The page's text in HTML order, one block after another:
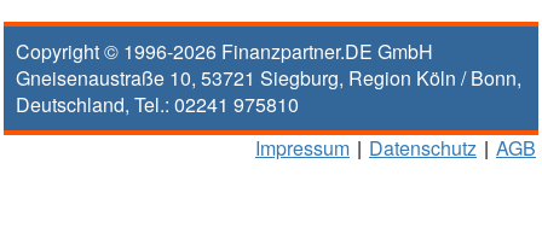
Copyright © 1996-2026 Finanzpartner.DE GmbH
Gneisenaustraße 10, 53721 Siegburg, Region Köln / Bonn,
Deutschland, Tel.: 02241 975810
Impressum | Datenschutz | AGB